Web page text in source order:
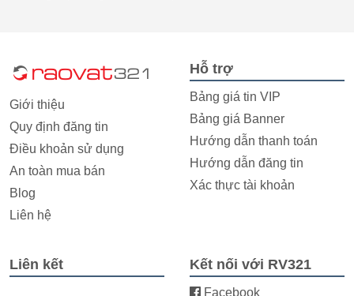
Giới thiệu
Quy định đăng tin
Điều khoản sử dụng
An toàn mua bán
Blog
Liên hệ
Hỗ trợ
Bảng giá tin VIP
Bảng giá Banner
Hướng dẫn thanh toán
Hướng dẫn đăng tin
Xác thực tài khoản
Liên kết Kết nối với RV321
Facebook